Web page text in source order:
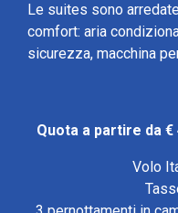
Le suites sono
comfort: aria
sicurezza, macchina
Quota a partire da
Volo